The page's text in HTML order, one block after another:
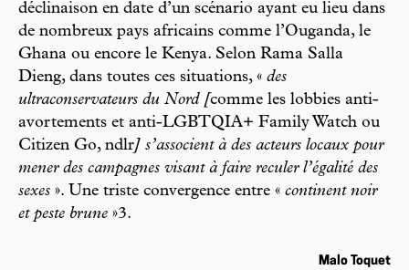
déclinaison en date d’un scénario ayant eu lieu dans
de nombreux pays africains comme l’Ouganda, le
Ghana ou encore le Kenya. Selon Rama Salla
Dieng, dans toutes ces situations, « des
ultraconservateurs du Nord [comme les lobbies anti-
avortements et anti-LGBTQIA+ Family Watch ou
Citizen Go, ndlr] s’associent à des acteurs locaux pour
mener des campagnes visant à faire reculer l’égalité des
sexes ». Une triste convergence entre « continent noir
et peste brune »3.
Malo Toquet